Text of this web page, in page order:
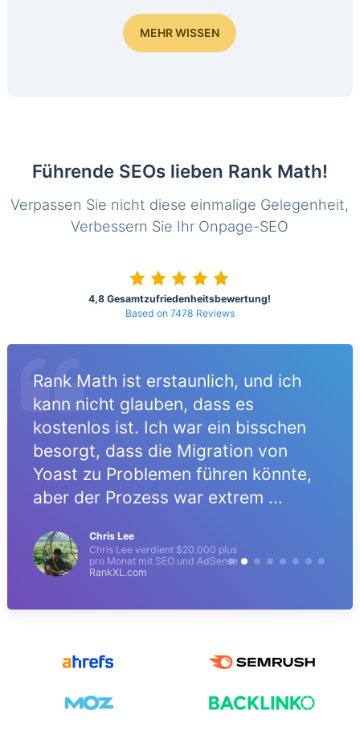
MEHR WISSEN
Führende SEOs lieben Rank Math!
Verpassen Sie nicht diese einmalige Gelegenheit,
Verbessern Sie Ihr Onpage-SEO
4,8 Gesamtzufriedenheitsbewertung!
Based on 7478 Reviews
Rank Math ist erstaunlich, und ich
kann nicht glauben, dass es
kostenlos ist. Ich war ein bisschen
besorgt, dass die Migration von
Yoast zu Problemen führen könnte,
aber der Prozess war extrem ...
Chris Lee
Chris Lee verdient $20.000 plus
pro Monat mit SEO und AdSense
RankXL.com